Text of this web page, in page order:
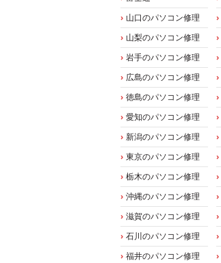
山口のパソコン修理
山梨のパソコン修理
岩手のパソコン修理
広島のパソコン修理
徳島のパソコン修理
愛知のパソコン修理
新潟のパソコン修理
東京のパソコン修理
栃木のパソコン修理
沖縄のパソコン修理
滋賀のパソコン修理
石川のパソコン修理
福井のパソコン修理